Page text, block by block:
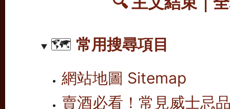
🗺️ 常用搜尋項目
網站地圖 Sitemap
賣酒必看！常見威士忌